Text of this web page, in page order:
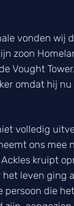
vonden wij
zoon
Vought
omdat hij
volledig
ons
kruipt
leven ging
die